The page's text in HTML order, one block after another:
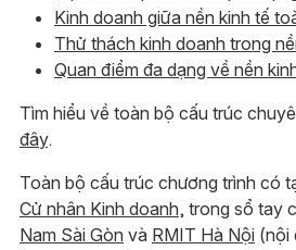
Kinh doanh giữa nền kinh tế
Thử thách kinh doanh trong
Quan điểm đa dạng về nền
Tìm hiểu về toàn bộ cấu trúc
đây.
Toàn bộ cấu trúc chương trình có
Cử nhân Kinh doanh, trong sổ tay
Nam Sài Gòn và RMIT Hà Nội(nội